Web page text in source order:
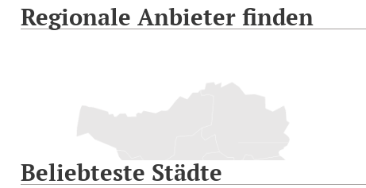
Regionale Anbieter finden
Beliebteste Städte